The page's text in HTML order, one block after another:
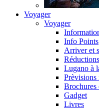
Voyager
Voyager
Info Points
Arriver et
Lugano à
Prèvisions
Brochures
Gadget
Livres